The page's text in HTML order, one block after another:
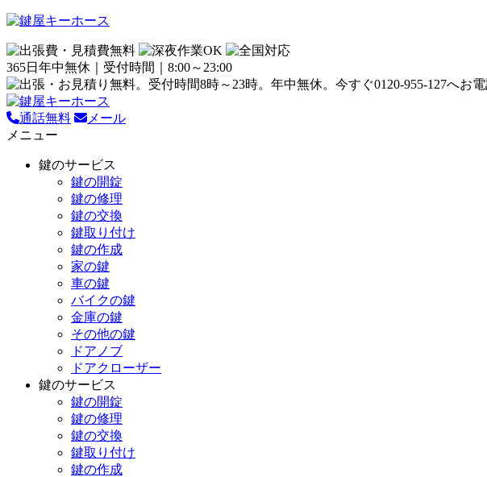
365日年中無休｜受付時間｜8:00～23:00
通話無料
メール
メニュー
鍵のサービス
鍵の開錠
鍵の修理
鍵の交換
鍵取り付け
鍵の作成
家の鍵
車の鍵
バイクの鍵
金庫の鍵
その他の鍵
ドアノブ
ドアクローザー
鍵のサービス
鍵の開錠
鍵の修理
鍵の交換
鍵取り付け
鍵の作成